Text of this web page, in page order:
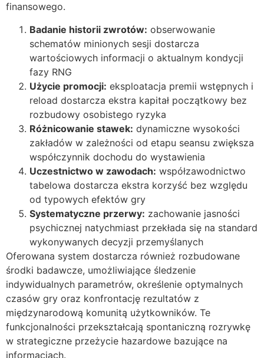
finansowego.
Badanie historii zwrotów: obserwowanie
schematów minionych sesji dostarcza
wartościowych informacji o aktualnym kondycji
fazy RNG
Użycie promocji: eksploatacja premii wstępnych i
reload dostarcza ekstra kapitał początkowy bez
rozbudowy osobistego ryzyka
Różnicowanie stawek: dynamiczne wysokości
zakładów w zależności od etapu seansu zwiększa
współczynnik dochodu do wystawienia
Uczestnictwo w zawodach: współzawodnictwo
tabelowa dostarcza ekstra korzyść bez względu
od typowych efektów gry
Systematyczne przerwy: zachowanie jasności
psychicznej natychmiast przekłada się na standard
wykonywanych decyzji przemyślanych
Oferowana system dostarcza również rozbudowane
środki badawcze, umożliwiające śledzenie
indywidualnych parametrów, określenie optymalnych
czasów gry oraz konfrontację rezultatów z
międzynarodową komunitą użytkowników. Te
funkcjonalności przekształcają spontaniczną rozrywkę
w strategiczne przeżycie hazardowe bazujące na
informacjach.